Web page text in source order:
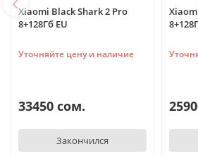
Xiaomi Black Shark 2 Pro
8+128Гб EU
Уточняйте цену и наличие
33450 сом.
Закончился